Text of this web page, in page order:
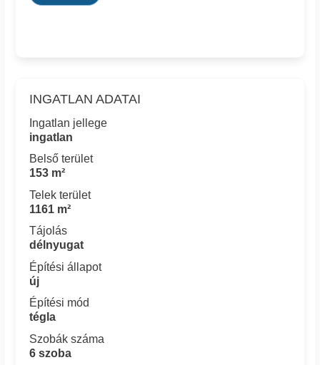
INGATLAN ADATAI
Ingatlan jellege
ingatlan
Belső terület
153 m²
Telek terület
1161 m²
Tájolás
délnyugat
Építési állapot
új
Építési mód
tégla
Szobák száma
6 szoba